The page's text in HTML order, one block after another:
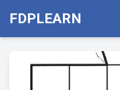
FDPLEARN